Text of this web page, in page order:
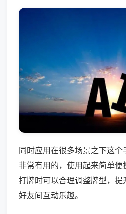
同时应用在很多场景之下这
非常有用的，使用起来简单
打牌时可以合理调整牌型，
好友间互动乐趣。